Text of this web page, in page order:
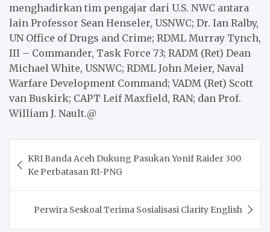
menghadirkan tim pengajar dari U.S. NWC antara
lain Professor Sean Henseler, USNWC; Dr. Ian Ralby,
UN Office of Drugs and Crime; RDML Murray Tynch,
III – Commander, Task Force 73; RADM (Ret) Dean
Michael White, USNWC; RDML John Meier, Naval
Warfare Development Command; VADM (Ret) Scott
van Buskirk; CAPT Leif Maxfield, RAN; dan Prof.
William J. Nault.@
navigation
KRI Banda Aceh Dukung Pasukan Yonif Raider 300
Ke Perbatasan RI-PNG
Perwira Seskoal Terima Sosialisasi Clarity English